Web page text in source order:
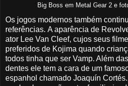
Big Boss em Metal Gear 2 e
Os jogos modernos também
referências. A aparência de
ator Lee Van Cleef, cujos seus
preferidos de Kojima quando
todos tinha que ser Vamp. Além
dentes ele tem a cara de um
espanhol chamado Joaquín